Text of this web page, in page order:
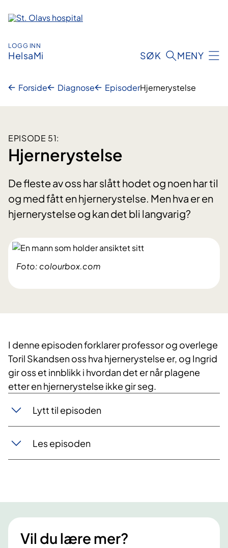
innhold
LOGG INN
HelsaMi SØK MENY
Forside Diagnose EpisoderHjernerystelse
EPISODE 51:
Hjernerystelse
De fleste av oss har slått hodet og noen har til
og med fått en hjernerystelse. Men hva er en
hjernerystelse og kan det bli langvarig?
Foto: colourbox.com
I denne episoden forklarer professor og overlege
Toril Skandsen oss hva hjernerystelse er, og Ingrid
gir oss et innblikk i hvordan det er når plagene
etter en hjernerystelse ikke gir seg.
Lytt til episoden
Les episoden
Vil du lære mer?